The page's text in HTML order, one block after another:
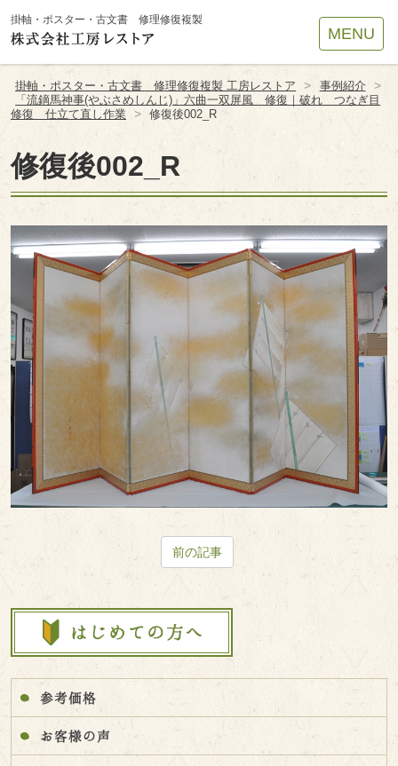
掛軸・ポスター・古文書 修理修復複製
MENU
掛軸・ポスター・古文書 修理修復複製 工房レストア > 事例紹介 >
「流鏑馬神事(やぶさめしんじ)」六曲一双屏風 修復｜破れ つなぎ目
修復 仕立て直し作業 > 修復後002_R
修復後002_R
前の記事
参考価格
お客様の声
Site
Footer